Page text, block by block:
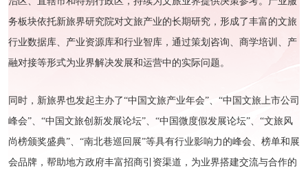
务板块依托新旅界研究院对文旅产业的长期研究，形成了丰富的文旅
行业数据库、产业资源库和行业智库，通过策划咨询、商学培训、产
融对接等形式为业界解决发展和运营中的实际问题。
同时，新旅界也发起主办了“中国文旅产业年会”、“中国文旅上市公司
峰会”、“中国文旅创新发展论坛”、“中国微度假发展论坛”、“文旅风
尚榜颁奖盛典”、“南北巷巡回展”等具有行业影响力的峰会、榜单和展
会品牌，帮助地方政府丰富招商引资渠道，为业界搭建交流与合作的